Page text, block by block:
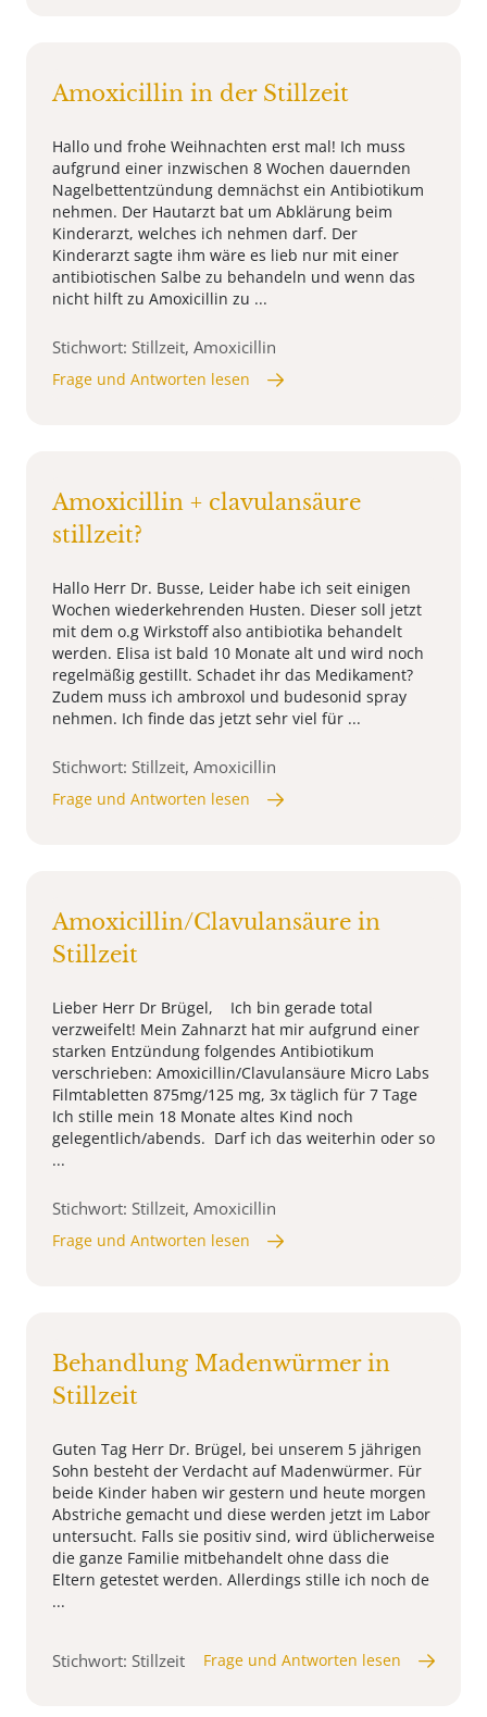
Amoxicillin in der Stillzeit
Hallo und frohe Weihnachten erst mal! Ich muss
aufgrund einer inzwischen 8 Wochen dauernden
Nagelbettentzündung demnächst ein Antibiotikum
nehmen. Der Hautarzt bat um Abklärung beim
Kinderarzt, welches ich nehmen darf. Der
Kinderarzt sagte ihm wäre es lieb nur mit einer
antibiotischen Salbe zu behandeln und wenn das
nicht hilft zu Amoxicillin zu ...
Stichwort: Stillzeit, Amoxicillin
Frage und Antworten lesen
Amoxicillin + clavulansäure
stillzeit?
Hallo Herr Dr. Busse, Leider habe ich seit einigen
Wochen wiederkehrenden Husten. Dieser soll jetzt
mit dem o.g Wirkstoff also antibiotika behandelt
werden. Elisa ist bald 10 Monate alt und wird noch
regelmäßig gestillt. Schadet ihr das Medikament?
Zudem muss ich ambroxol und budesonid spray
nehmen. Ich finde das jetzt sehr viel für ...
Stichwort: Stillzeit, Amoxicillin
Frage und Antworten lesen
Amoxicillin/Clavulansäure in
Stillzeit
Lieber Herr Dr Brügel, Ich bin gerade total
verzweifelt! Mein Zahnarzt hat mir aufgrund einer
starken Entzündung folgendes Antibiotikum
verschrieben: Amoxicillin/Clavulansäure Micro Labs
Filmtabletten 875mg/125 mg, 3x täglich für 7 Tage
Ich stille mein 18 Monate altes Kind noch
gelegentlich/abends. Darf ich das weiterhin oder so
...
Stichwort: Stillzeit, Amoxicillin
Frage und Antworten lesen
Behandlung Madenwürmer in
Stillzeit
Guten Tag Herr Dr. Brügel, bei unserem 5 jährigen
Sohn besteht der Verdacht auf Madenwürmer. Für
beide Kinder haben wir gestern und heute morgen
Abstriche gemacht und diese werden jetzt im Labor
untersucht. Falls sie positiv sind, wird üblicherweise
die ganze Familie mitbehandelt ohne dass die
Eltern getestet werden. Allerdings stille ich noch de
...
Stichwort: Stillzeit Frage und Antworten lesen